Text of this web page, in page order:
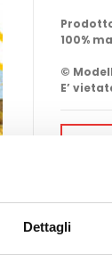
Dettagli
100%
©
E’